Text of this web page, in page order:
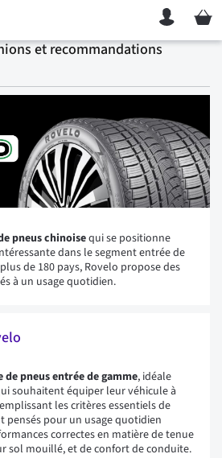
Mon
et recommandations
pneus chinoisequi se positionne
dans le segment entrée de
de 180 pays, Rovelo propose des
à un usage quotidien.
de pneus entrée de gamme, idéale
souhaitent équiper leur véhicule à
les critères essentiels de
pensés pour un usage quotidien
correctes en matière de tenue
sol mouillé, et de confort de conduite.